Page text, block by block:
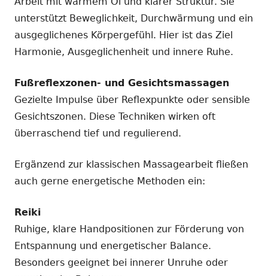
unterstützt Beweglichkeit, Durchwärmung und ein
ausgeglichenes Körpergefühl. Hier ist das Ziel
Harmonie, Ausgeglichenheit und innere Ruhe.
Fußreflexzonen- und Gesichtsmassagen
Gezielte Impulse über Reflexpunkte oder sensible
Gesichtszonen. Diese Techniken wirken oft
überraschend tief und regulierend.
Ergänzend zur klassischen Massagearbeit fließen
auch gerne energetische Methoden ein:
Reiki
Ruhige, klare Handpositionen zur Förderung von
Entspannung und energetischer Balance.
Besonders geeignet bei innerer Unruhe oder